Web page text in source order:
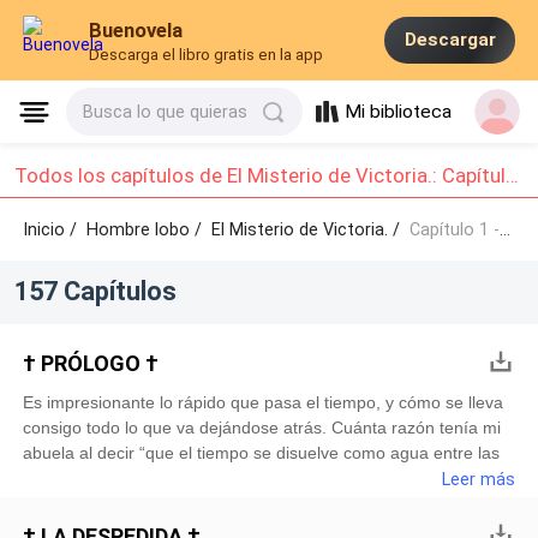
Buenovela
Descarga el libro gratis en la app
Descargar
Busca lo que quieras Mi biblioteca
Todos los capítulos de El Misterio de Victoria.: Capítulo 1 - Capítulo 10
Inicio / Hombre lobo/El Misterio de Victoria. / Capítulo 1 - Capítulo 10
157 Capítulos
† PRÓLOGO †
Es impresionante lo rápido que pasa el tiempo, y cómo se lleva
consigo todo lo que va dejándose atrás. Cuánta razón tenía mi
abuela al decir “que el tiempo se disuelve como agua entre las
manos”. En aquel entonces no lo creía así. Luego aprendería
te enseñan a ser fuerte. Las sombras y los huecos en mi
Leer más